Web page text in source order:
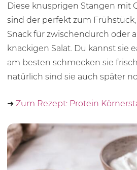
Diese knusprigen Stangen mit
sind der perfekt zum
Snack für zwischendurch oder
knackigen Salat. Du kannst sie
am besten schmecken sie
natürlich sind sie auch später
➜ Zum Rezept: Protein